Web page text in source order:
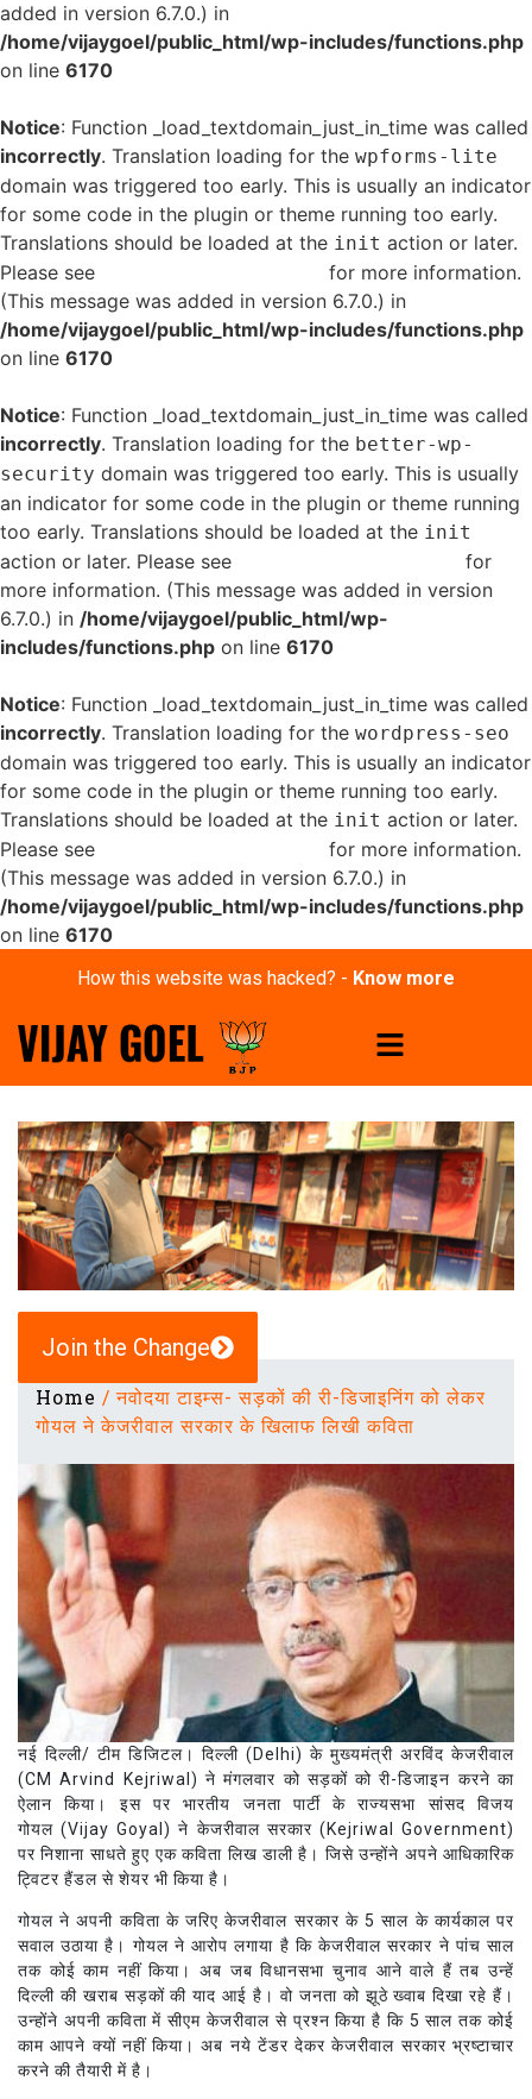
added in version 6.7.0.) in
/home/vijaygoel/public_html/wp-includes/functions.php
on line 6170
Notice: Function _load_textdomain_just_in_time was called
incorrectly. Translation loading for the wpforms-lite
domain was triggered too early. This is usually an indicator
for some code in the plugin or theme running too early.
Translations should be loaded at the init action or later.
Please see
for more information.
(This message was added in version 6.7.0.) in
/home/vijaygoel/public_html/wp-includes/functions.php
on line 6170
Notice: Function _load_textdomain_just_in_time was called
incorrectly. Translation loading for the better-wp-
security domain was triggered too early. This is usually
an indicator for some code in the plugin or theme running
too early. Translations should be loaded at the init
action or later. Please see
for
more information. (This message was added in version
6.7.0.) in /home/vijaygoel/public_html/wp-
includes/functions.php on line 6170
Notice: Function _load_textdomain_just_in_time was called
incorrectly. Translation loading for the wordpress-seo
domain was triggered too early. This is usually an indicator
for some code in the plugin or theme running too early.
Translations should be loaded at the init action or later.
Please see
for more information.
(This message was added in version 6.7.0.) in
/home/vijaygoel/public_html/wp-includes/functions.php
on line 6170
How this website was hacked? - Know more
Join the Change
Home /नवोदया टाइम्स- सड़कों की री-डिजाइनिंग को लेकर
गोयल ने केजरीवाल सरकार के खिलाफ लिखी कविता
नई दिल्ली/ टीम डिजिटल। दिल्ली (Delhi) के मुख्यमंत्री अरविंद केजरीवाल
(CM Arvind Kejriwal) ने मंगलवार को सड़कों को री-डिजाइन करने का
ऐलान किया। इस पर भारतीय जनता पार्टी के राज्यसभा सांसद विजय
गोयल (Vijay Goyal) ने केजरीवाल सरकार (Kejriwal Government)
पर निशाना साधते हुए एक कविता लिख डाली है। जिसे उन्होंने अपने आधिकारिक
ट्विटर हैंडल से शेयर भी किया है।
गोयल ने अपनी कविता के जरिए केजरीवाल सरकार के 5 साल के कार्यकाल पर
सवाल उठाया है। गोयल ने आरोप लगाया है कि केजरीवाल सरकार ने पांच साल
तक कोई काम नहीं किया। अब जब विधानसभा चुनाव आने वाले हैं तब उन्हें
दिल्ली की खराब सड़कों की याद आई है। वो जनता को झूठे ख्वाब दिखा रहे हैं।
उन्होंने अपनी कविता में सीएम केजरीवाल से प्रश्न किया है कि 5 साल तक कोई
काम आपने क्यों नहीं किया। अब नये टेंडर देकर केजरीवाल सरकार भ्रष्टाचार
करने की तैयारी में है।